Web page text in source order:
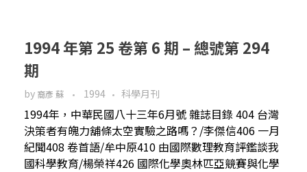
1994 年第 25 卷第 6 期 – 總號第 294
期
by 裔彥 蘇 1994 科學月刊
1994年，中華民國八十三年6月號 雜誌目錄 404 台灣
決策者有魄力舖條太空實驗之路嗎？/李傑信406 一月
紀聞408 卷首語/牟中原410 由國際數理教育評鑑談我
國科學教育/楊榮祥426 國際化學奧林匹亞競賽與化學